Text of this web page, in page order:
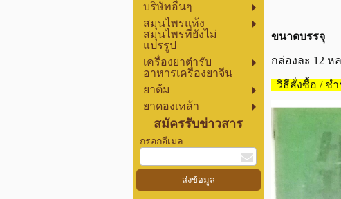
บริษัทอื่นๆ
สมุนไพรแห้ง
สมุนไพรที่ยังไม่
แปรรูป
เครื่องยาตำรับ
อาหารเครื่องยาจีน
ยาต้ม
ยาดองเหล้า
สมัครรับข่าวสาร
กรอกอีเมล
ขนาดบรรจุ
กล่องละ 12 ห
วิธีสั่งซื้อ / ชำ